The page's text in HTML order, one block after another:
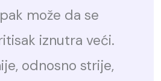
može da se
iznutra veći.
odnosno strije,